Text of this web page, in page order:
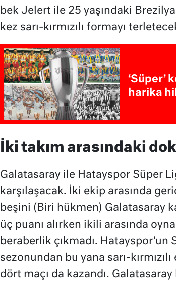
bek Jelert ile 25 yaşındaki
kez sarı-kırmızılı formayı
‘Süper’
harika
İki takım arasındaki
Galatasaray ile Hatayspor Süper
karşılaşacak. İki ekip arasında
beşini (Biri hükmen) Galatasaray
üç puanı alırken ikili arasında
beraberlik çıkmadı. Hatayspor’un
sezonundan bu yana sarı-
dört maçı da kazandı.